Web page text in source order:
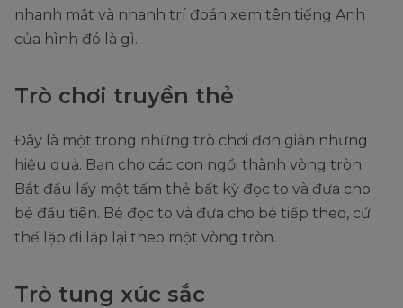
nhanh mắt và nhanh trí đoán xem tên tiếng Anh
của hình đó là gì.
Trò chơi truyền thẻ
Đây là một trong những trò chơi đơn giản nhưng
hiệu quả. Bạn cho các con ngồi thành vòng tròn.
Bắt đầu lấy một tấm thẻ bất kỳ đọc to và đưa cho
bé đầu tiên. Bé đọc to và đưa cho bé tiếp theo, cứ
thế lặp đi lặp lại theo một vòng tròn.
Trò tung xúc sắc